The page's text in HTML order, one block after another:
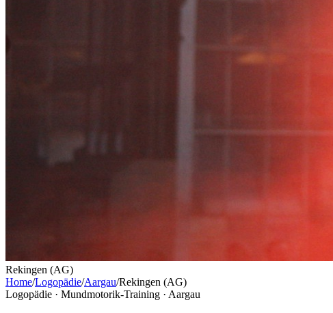
Rekingen (AG)
Home/Logopädie/Aargau/Rekingen (AG)
Logopädie · Mundmotorik-Training · Aargau